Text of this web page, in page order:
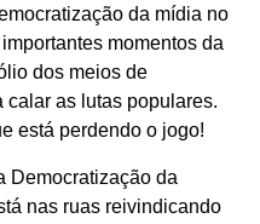
da mídia no
momentos da
dos meios de
as lutas populares.
está perdendo o jogo!
Democratização da
nas ruas reivindicando